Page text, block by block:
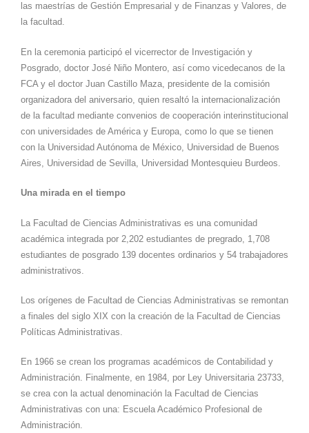
las maestrías de Gestión Empresarial y de Finanzas y Valores, de
la facultad.
En la ceremonia participó el vicerrector de Investigación y
Posgrado, doctor José Niño Montero, así como vicedecanos de la
FCA y el doctor Juan Castillo Maza, presidente de la comisión
organizadora del aniversario, quien resaltó la internacionalización
de la facultad mediante convenios de cooperación interinstitucional
con universidades de América y Europa, como lo que se tienen
con la Universidad Autónoma de México, Universidad de Buenos
Aires, Universidad de Sevilla, Universidad Montesquieu Burdeos.
Una mirada en el tiempo
La Facultad de Ciencias Administrativas es una comunidad
académica integrada por 2,202 estudiantes de pregrado, 1,708
estudiantes de posgrado 139 docentes ordinarios y 54 trabajadores
administrativos.
Los orígenes de Facultad de Ciencias Administrativas se remontan
a finales del siglo XIX con la creación de la Facultad de Ciencias
Políticas Administrativas.
En 1966 se crean los programas académicos de Contabilidad y
Administración. Finalmente, en 1984, por Ley Universitaria 23733,
se crea con la actual denominación la Facultad de Ciencias
Administrativas con una: Escuela Académico Profesional de
Administración.